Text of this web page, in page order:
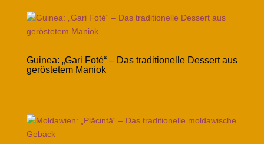
Guinea: „Gari Foté“ – Das traditionelle Dessert aus
geröstetem Maniok